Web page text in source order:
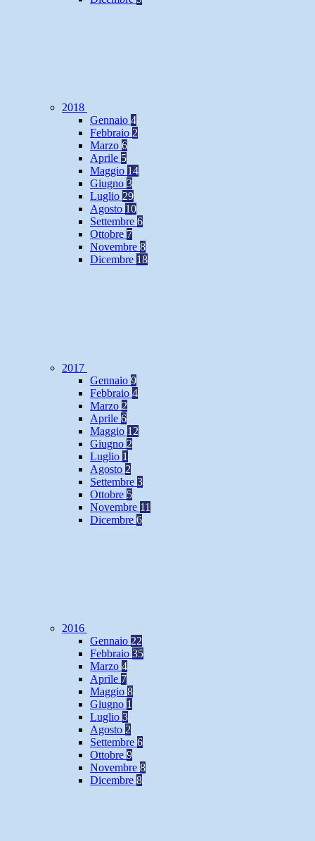
2018
Gennaio 4
Febbraio 2
Marzo 6
Aprile 5
Maggio 14
Giugno 3
Luglio 29
Agosto 10
Settembre 6
Ottobre 7
Novembre 8
Dicembre 18
2017
Gennaio 9
Febbraio 4
Marzo 2
Aprile 6
Maggio 12
Giugno 2
Luglio 1
Agosto 2
Settembre 3
Ottobre 5
Novembre 11
Dicembre 6
2016
Gennaio 22
Febbraio 35
Marzo 4
Aprile 7
Maggio 8
Giugno 1
Luglio 3
Agosto 2
Settembre 6
Ottobre 9
Novembre 8
Dicembre 8